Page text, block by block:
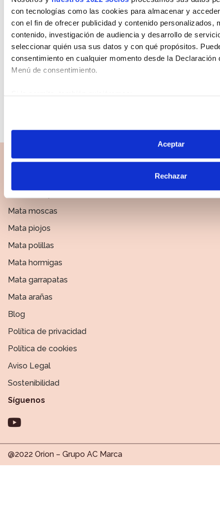
con tecnologías como las cookies para almacenar y
con el fin de ofrecer publicidad y contenido personalizados,
contenido, investigación de audiencia y desarrollo de
seleccionar quién usa sus datos y con qué propósitos.
consentimiento en cualquier momento desde la Declaración
Menú de consentimiento.
Identificar su dispositivo analizándolo activamente
Obtenga más información sobre cómo se procesan sus
cualquier momento en la Declaración de cookies.
funciones de redes sociales y analizar el tráfico. Además,
uso que haga del sitio web con nuestros partners de redes
hayan recopilado a partir del uso que haya hecho de sus
Aceptar
Rechazar
Feb 14, 2025
Tipos de cucarachas y cómo acabar
con ellas
Soluciones para
Mata mosquitos
Mata moscas
Mata piojos
Mata polillas
Mata hormigas
Mata garrapatas
Mata arañas
Blog
Política de privacidad
Política de cookies
Aviso Legal
Sostenibilidad
Síguenos
@2022 Orion – Grupo AC Marca